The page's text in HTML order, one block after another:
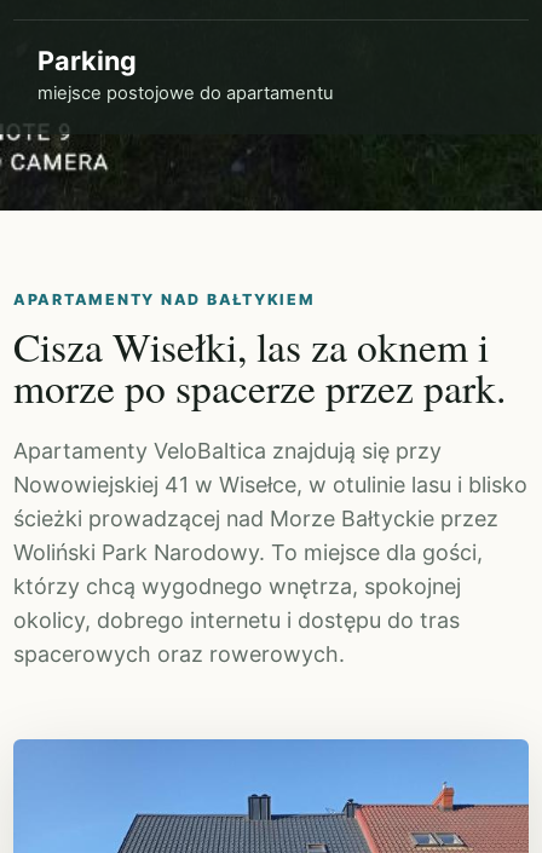
Parking
miejsce postojowe do apartamentu
APARTAMENTY NAD BAŁTYKIEM
Cisza Wisełki, las za oknem i
morze po spacerze przez park.
Apartamenty VeloBaltica znajdują się przy
Nowowiejskiej 41 w Wisełce, w otulinie lasu i blisko
ścieżki prowadzącej nad Morze Bałtyckie przez
Woliński Park Narodowy. To miejsce dla gości,
którzy chcą wygodnego wnętrza, spokojnej
okolicy, dobrego internetu i dostępu do tras
spacerowych oraz rowerowych.